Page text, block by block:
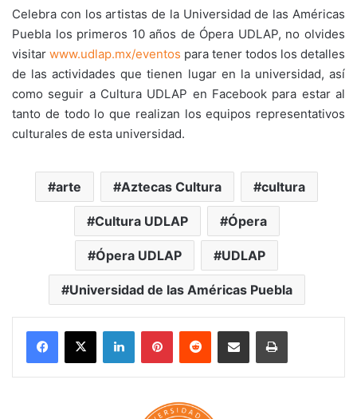
Celebra con los artistas de la Universidad de las Américas
Puebla los primeros 10 años de Ópera UDLAP, no olvides
visitar www.udlap.mx/eventos para tener todos los detalles
de las actividades que tienen lugar en la universidad, así
como seguir a Cultura UDLAP en Facebook para estar al
tanto de todo lo que realizan los equipos representativos
culturales de esta universidad.
arte Aztecas Cultura cultura
Cultura UDLAP Ópera
Ópera UDLAP UDLAP
Universidad de las Américas Puebla
LinkedInPinterestReddit Share via Email Print